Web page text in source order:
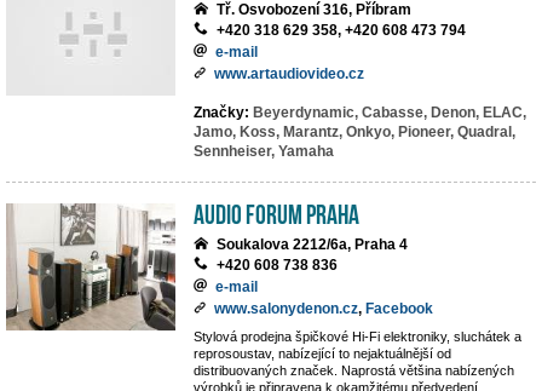
Tř. Osvobození 316, Příbram
+420 318 629 358, +420 608 473 794
e-mail
www.artaudiovideo.cz
Značky: Beyerdynamic, Cabasse, Denon, ELAC,
Jamo, Koss, Marantz, Onkyo, Pioneer, Quadral,
Sennheiser, Yamaha
Audio Forum Praha
Soukalova 2212/6a, Praha 4
+420 608 738 836
e-mail
www.salonydenon.cz, Facebook
Stylová prodejna špičkové Hi-Fi elektroniky, sluchátek a
reprosoustav, nabízející to nejaktuálnější od
distribuovaných značek. Naprostá většina nabízených
výrobků je připravena k okamžitému předvedení.